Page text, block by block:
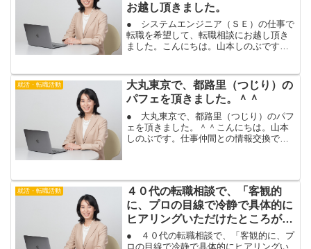
お越し頂きました。
● システムエンジニア（ＳＥ）の仕事で
転職を希望して、転職相談にお越し頂き
ました。こんにちは。山本しのぶです。
内ＳＥで転職を希望して、転職相談にお
越し頂きました。転職し...
就活・転職活動
大丸東京で、都路里（つじり）の
パフェを頂きました。＾＾
● 大丸東京で、都路里（つじり）のパフ
ェを頂きました。＾＾こんにちは。山本
しのぶです。仕事仲間との情報交換で、
路里は、京都のお店なの...
就活・転職活動
４０代の転職相談で、「客観的
に、プロの目線で冷静で具体的に
ヒアリングいただけたところがと
てもよかったです。」
● ４０代の転職相談で、「客観的に、プ
ロの目線で冷静で具体的にヒアリングい